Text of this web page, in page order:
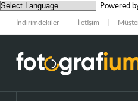
Powered
İndirimdekiler İletişim